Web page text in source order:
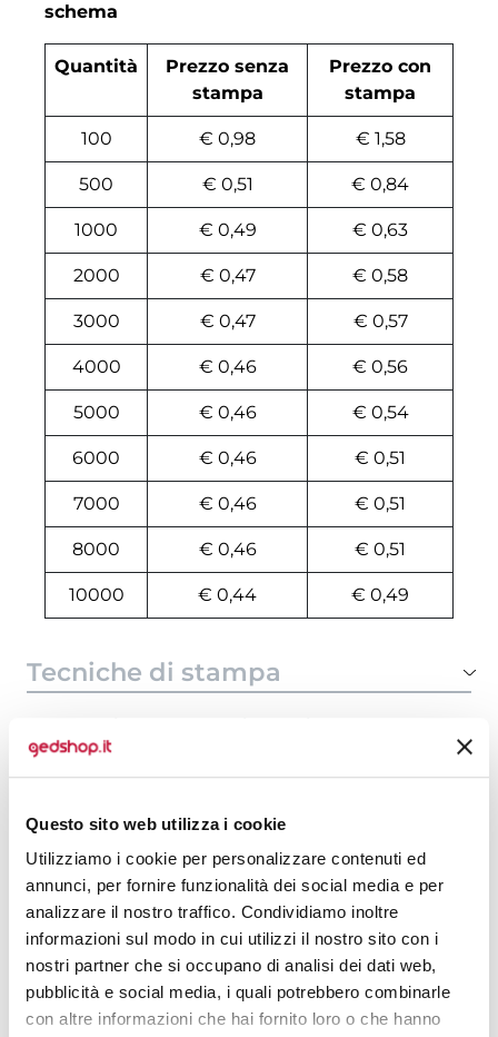
Questo sito web utilizza i cookie
Utilizziamo i cookie per personalizzare contenuti ed
annunci, per fornire funzionalità dei social media e per
analizzare il nostro traffico. Condividiamo inoltre
informazioni sul modo in cui utilizzi il nostro sito con i
nostri partner che si occupano di analisi dei dati web,
pubblicità e social media, i quali potrebbero combinarle
con altre informazioni che hai fornito loro o che hanno
schema
Quantità
Prezzo senza
stampa
Prezzo con
stampa
100 € 0,98 € 1,58
500 € 0,51 € 0,84
1000 € 0,49 € 0,63
2000 € 0,47 € 0,58
3000 € 0,47 € 0,57
4000 € 0,46 € 0,56
5000 € 0,46 € 0,54
6000 € 0,46 € 0,51
7000 € 0,46 € 0,51
8000 € 0,46 € 0,51
10000 € 0,44 € 0,49
Tecniche di stampa
Domande e risposte
Prodotti alternativi